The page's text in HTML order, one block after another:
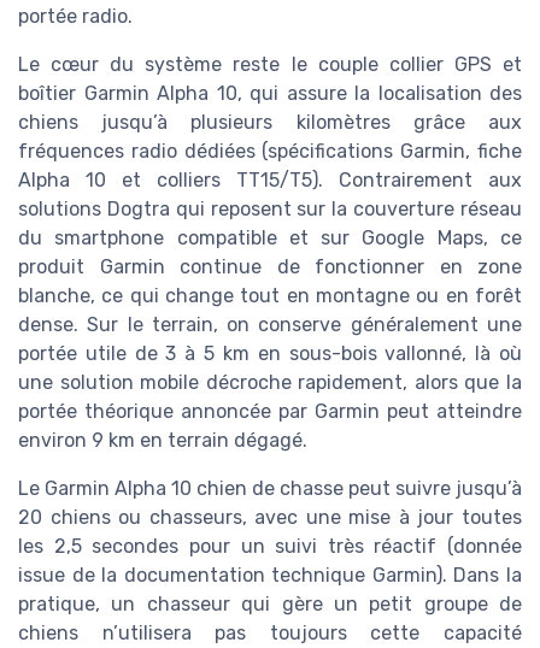
portée radio.
Le cœur du système reste le couple collier GPS et
boîtier Garmin Alpha 10, qui assure la localisation des
chiens jusqu’à plusieurs kilomètres grâce aux
fréquences radio dédiées (spécifications Garmin, fiche
Alpha 10 et colliers TT15/T5). Contrairement aux
solutions Dogtra qui reposent sur la couverture réseau
du smartphone compatible et sur Google Maps, ce
produit Garmin continue de fonctionner en zone
blanche, ce qui change tout en montagne ou en forêt
dense. Sur le terrain, on conserve généralement une
portée utile de 3 à 5 km en sous-bois vallonné, là où
une solution mobile décroche rapidement, alors que la
portée théorique annoncée par Garmin peut atteindre
environ 9 km en terrain dégagé.
Le Garmin Alpha 10 chien de chasse peut suivre jusqu’à
20 chiens ou chasseurs, avec une mise à jour toutes
les 2,5 secondes pour un suivi très réactif (donnée
issue de la documentation technique Garmin). Dans la
pratique, un chasseur qui gère un petit groupe de
chiens n’utilisera pas toujours cette capacité